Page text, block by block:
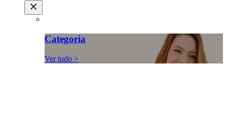
Categoria
Ver tudo >